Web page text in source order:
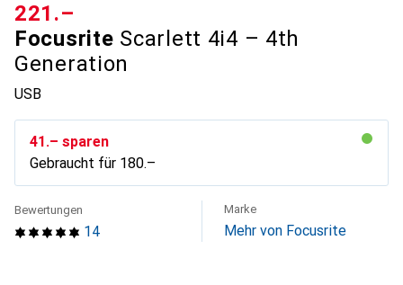
Focusrite Scarlett 4i4 – 4th
Generation
USB
CHF
221.–
CHF
41.– sparen
Gebraucht für CHF
180.–
14
Bewertungen Marke
Mehr von Focusrite